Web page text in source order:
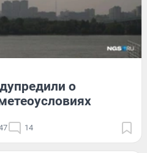
о
14